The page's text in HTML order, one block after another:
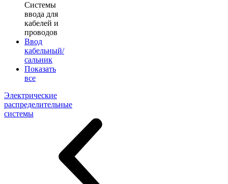
Системы
ввода для
кабелей и
проводов
Ввод
кабельный/
сальник
Показать
все
Электрические
распределительные
системы